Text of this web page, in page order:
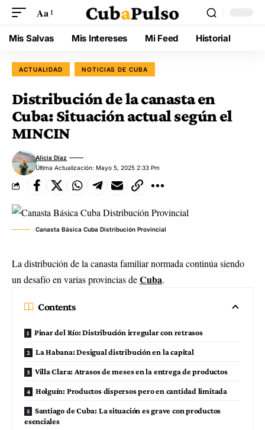
Aa
Mis Salvas Mis Intereses Mi Feed Historial
ACTUALIDAD NOTICIAS DE CUBA
Distribución de la canasta en
Cuba: Situación actual según el
MINCIN
Última Actualización: Mayo 5, 2025 2:33 Pm
Alicia Díaz
Canasta Básica Cuba Distribución Provincial
La distribución de la canasta familiar normada continúa siendo
un desafío en varias provincias deCuba.
Contents
Pinar del Río: Distribución irregular con retrasos
La Habana: Desigual distribución en la capital
Villa Clara: Atrasos de meses en la entrega de productos
Holguín: Productos dispersos pero en cantidad limitada
Santiago de Cuba: La situación es grave con productos
esenciales